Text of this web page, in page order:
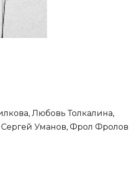
Любовь Толкалина,
Уманов, Фрол Фролов